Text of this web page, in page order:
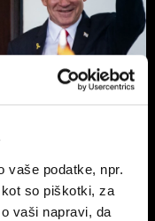
vaše podatke, npr.
so piškotki, za
vaši napravi, da
dneva:
a ne za